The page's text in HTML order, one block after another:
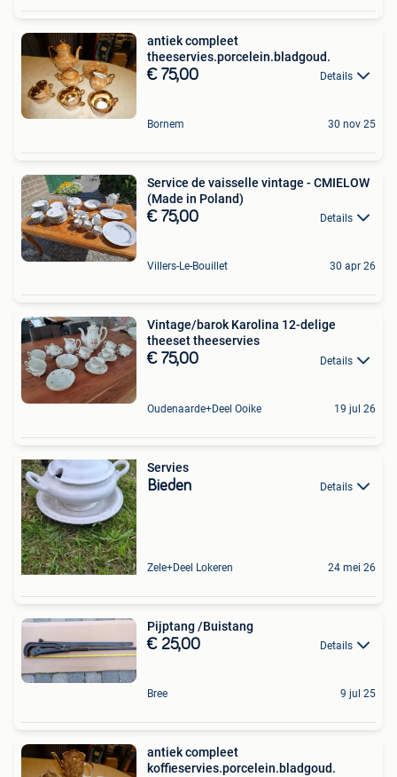
antiek compleet
theeservies.porcelein.bladgoud.
€ 75,00 Details
Bornem 30 nov 25
Service de vaisselle vintage - CMIELOW
(Made in Poland)
€ 75,00 Details
Villers-Le-Bouillet 30 apr 26
Vintage/barok Karolina 12-delige
theeset theeservies
€ 75,00 Details
Oudenaarde+Deel Ooike 19 jul 26
Servies
Bieden Details
Zele+Deel Lokeren 24 mei 26
Pijptang /Buistang
€ 25,00 Details
Bree 9 jul 25
antiek compleet
koffieservies.porcelein.bladgoud.